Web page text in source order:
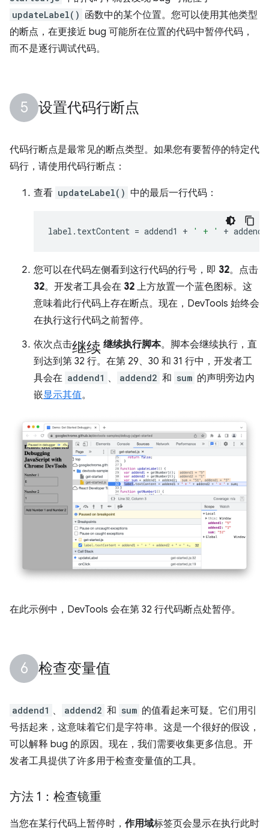
updateLabel() 函数中的某个位置。您可以使用其他类型
的断点，在更接近 bug 可能所在位置的代码中暂停代码，
而不是逐行调试代码。
设置代码行断点
代码行断点是最常见的断点类型。如果您有要暂停的特定代
码行，请使用代码行断点：
查看 updateLabel() 中的最后一行代码：
label . textContent = addend1 + ' + ' + addend2
您可以在代码左侧看到这行代码的行号，即 32。点击
32。开发者工具会在 32 上方放置一个蓝色图标。这
意味着此行代码上存在断点。现在，DevTools 始终会
在执行这行代码之前暂停。
依次点击继续 继续执行脚本。脚本会继续执行，直
到达到第 32 行。在第 29、30 和 31 行中，开发者工
具会在 addend1 、 addend2 和 sum 的声明旁边内
嵌显示其值。
在此示例中，DevTools 会在第 32 行代码断点处暂停。
检查变量值
addend1 、 addend2 和 sum 的值看起来可疑。它们用引
号括起来，这意味着它们是字符串。这是一个很好的假设，
可以解释 bug 的原因。现在，我们需要收集更多信息。开
发者工具提供了许多用于检查变量值的工具。
方法 1：检查镜重
当您在某行代码上暂停时， 作用域标签页会显示在执行此时